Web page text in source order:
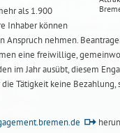
als 1.900
Inhaber können
nehmen.
eine freiwillige,
im Jahr ausübt, diesem
Tätigkeit keine Bezahlung,